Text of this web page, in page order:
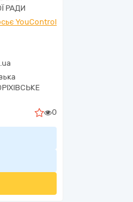
РАДИ
YouControl
0